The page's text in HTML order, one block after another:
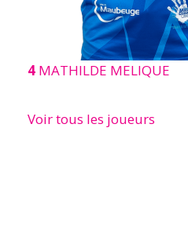
4 MATHILDE MELIQUE
Voir tous les joueurs